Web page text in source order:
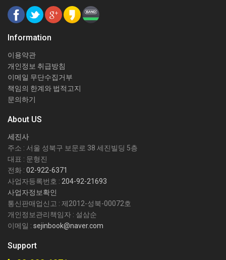
Information
이용약관
개인정보 취급방침
이메일 무단수집거부
책임의 한계와 법적고지
문의하기
About US
세진사
주소 : 서울 성북구 보문로 38 세진빌딩 5층
대표 : 문형진
전화 : 02-922-6371
사업자등록번호 : 204-92-21693
사업자정보확인
통신판매업신고 : 제2012-성북-00072호
개인정보관리책임자 : 설삼순
이메일 : sejinbook@naver.com
Support